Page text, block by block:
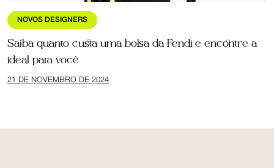
NOVOS DESIGNERS
Saiba quanto custa uma bolsa da Fendi e encontre a
ideal para você
21 DE NOVEMBRO DE 2024